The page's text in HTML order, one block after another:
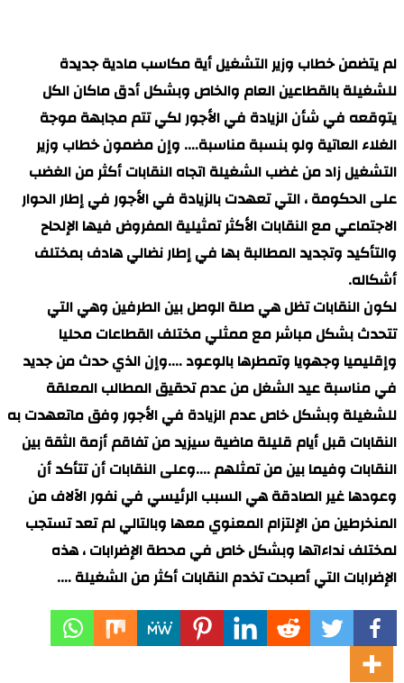
لم يتضمن خطاب وزير التشغيل أية مكاسب مادية جديدة
للشغيلة بالقطاعين العام والخاص وبشكل أدق ماكان الكل
يتوقعه في شأن الزيادة في الأجور لكي تتم مجابهة موجة
الغلاء العاتية ولو بنسبة مناسبة…. وإن مضمون خطاب وزير
التشغيل زاد من غضب الشغيلة اتجاه النقابات أكثر من الغضب
على الحكومة ، التي تعهدت بالزيادة في الأجور في إطار الحوار
الاجتماعي مع النقابات الأكثر تمثيلية المفروض فيها الإلحاح
والتأكيد وتجديد المطالبة بها في إطار نضالي هادف بمختلف
أشكاله.
لكون النقابات تظل هي صلة الوصل بين الطرفين وهي التي
تتحدث بشكل مباشر مع ممثلي مختلف القطاعات محليا
وإقليميا وجهويا وتمطرها بالوعود ….وإن الذي حدث من جديد
في مناسبة عيد الشغل من عدم تحقيق المطالب المعلقة
للشغيلة وبشكل خاص عدم الزيادة في الأجور وفق ماتعهدت به
النقابات قبل أيام قليلة ماضية سيزيد من تفاقم أزمة الثقة بين
النقابات وفيما بين من تمثلهم ….وعلى النقابات أن تتأكد أن
وعودها غير الصادقة هي السبب الرئيسي في نفور الآلاف من
المنخرطين من الإلتزام المعنوي معها وبالتالي لم تعد تستجب
لمختلف نداءاتها وبشكل خاص في محطة الإضرابات ، هذه
الإضرابات التي أصبحت تخدم النقابات أكثر من الشغيلة ….